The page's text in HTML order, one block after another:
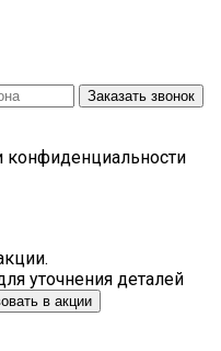
Заказать звонок
конфиденциальности
уточнения деталей
в акции